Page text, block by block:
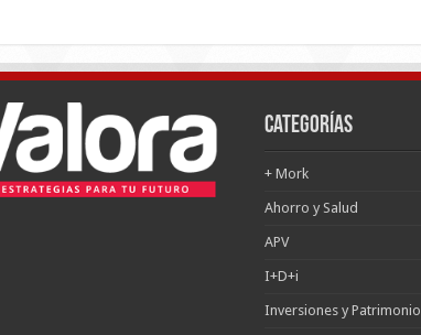
Categorías
+ Mork
Ahorro y Salud
APV
I+D+i
Inversiones y Patrimonio